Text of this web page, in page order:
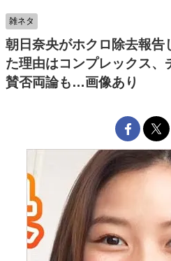
朝日奈央がホクロ除去報告
た理由はコンプレックス、
賛否両論も…画像あり
雑ネタ